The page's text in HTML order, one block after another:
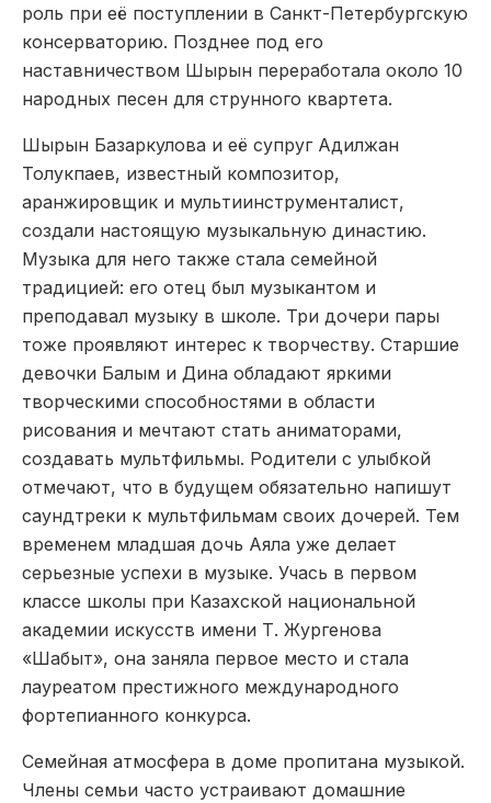
роль при её поступлении в Санкт-Петербургскую
консерваторию. Позднее под его
наставничеством Шырын переработала около 10
народных песен для струнного квартета.
Шырын Базаркулова и её супруг Адилжан
Толукпаев, известный композитор,
аранжировщик и мультиинструменталист,
создали настоящую музыкальную династию.
Музыка для него также стала семейной
традицией: его отец был музыкантом и
преподавал музыку в школе. Три дочери пары
тоже проявляют интерес к творчеству. Старшие
девочки Балым и Дина обладают яркими
творческими способностями в области
рисования и мечтают стать аниматорами,
создавать мультфильмы. Родители с улыбкой
отмечают, что в будущем обязательно напишут
саундтреки к мультфильмам своих дочерей. Тем
временем младшая дочь Аяла уже делает
серьезные успехи в музыке. Учась в первом
классе школы при Казахской национальной
академии искусств имени Т. Жургенова
«Шабыт», она заняла первое место и стала
лауреатом престижного международного
фортепианного конкурса.
Семейная атмосфера в доме пропитана музыкой.
Члены семьи часто устраивают домашние